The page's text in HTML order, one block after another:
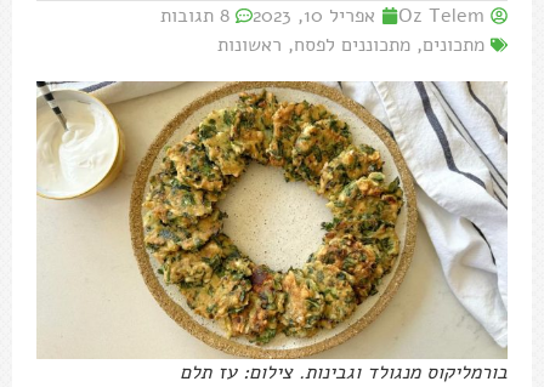
Oz Telem אפריל 10, 2023
8 תגובות
מתכונים, מתכוננים לפסח, ראשונות
בורמליקוס מנגולד וגבינות. צילום: עז תלם